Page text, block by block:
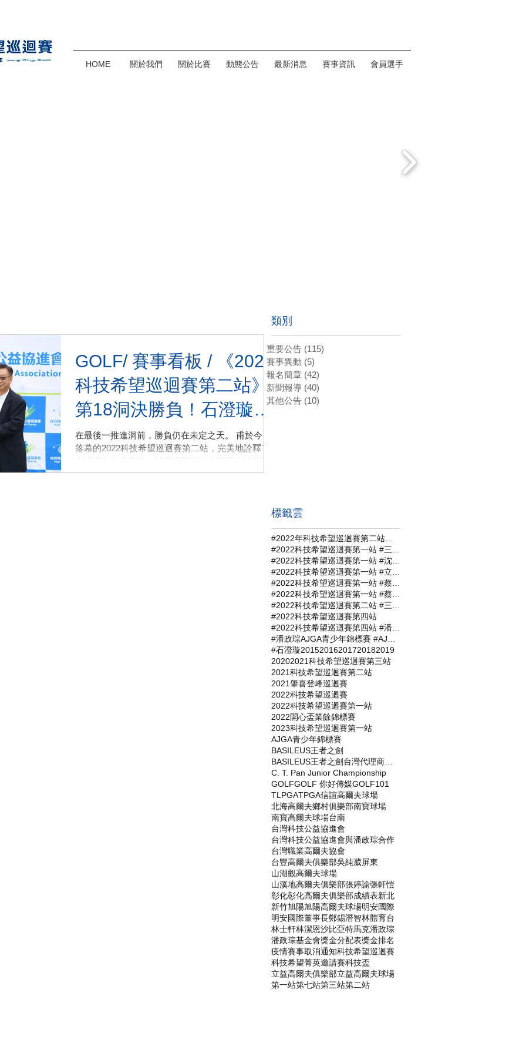
HOME 關於我們 關於比賽 動態公告 最新消息 賽事資訊 會員選手
類別
GOLF/ 賽事看板 / 《2022
科技希望巡迴賽第二站》
第18洞決勝負！石澄璇再
見博蒂逆轉奪冠，林士軒
關鍵抓鳥守住勝果
在最後一推進洞前，勝負仍在未定之天。 甫於今日
落幕的2022科技希望巡迴賽第二站，完美地詮釋了
上述這句老生常談。以三桿落後進入第三輪的石澄
璇，在最後一洞抓下博蒂，並拜領先者陳伯豪三推柏
重要公告 (115)
賽事異動 (5)
報名簡章 (42)
新聞報導 (40)
其他公告 (10)
標籤雲
#2022年科技希望巡迴賽第二站報名選手
#2022科技希望巡迴賽第一站 #三商名人賽 #肇喜登峰巡迴賽 #潘政琮AJGA青少年錦標賽 #AJGA潘政琮基金會錦標賽
#2022科技希望巡迴賽第一站 #沈威成 #張軒愷 #吳易軒 #陳宥竹 #立益高爾夫球場 #三商名人賽 #肇喜登峰巡迴賽 #潘政琮AJGA青少年錦標賽 #AJGA潘政琮基金會錦標賽
#2022科技希望巡迴賽第一站 #立益高爾夫球場 #三商名人賽 #肇喜登峰巡迴賽 #潘政琮AJGA青少年錦標賽 #AJGA潘政琮基金會錦標賽
#2022科技希望巡迴賽第一站 #蔡凱任 #林士軒 #陳宥竹 #沙比亞特馬克 #沈威成 #黃柏叡 #吳佳晏 #三商名人賽 #肇喜登峰巡迴賽 #潘政琮AJGA青少年錦標賽 #AJGA潘政琮基金會錦標賽
#2022科技希望巡迴賽第一站 #蔡凱任職業組封王 #張軒愷業餘組稱霸 #三商名人賽 #肇喜登峰巡迴賽 #潘政琮AJGA青少年錦標賽 #AJGA潘政琮基金會錦標
#2022科技希望巡迴賽第二站 #三商名人賽 #肇喜登峰巡迴賽 #潘政琮AJGA青少年錦標賽 #AJGA潘政琮基金會錦標賽
#2022科技希望巡迴賽第四站
#2022科技希望巡迴賽第四站 #潘政琮AJGA青少年錦標賽 #AJGA潘政琮基金會錦標賽
#潘政琮AJGA青少年錦標賽 #AJGA潘政琮基金會錦標賽
#石澄璇20152016201720182019
20202021科技希望巡迴賽第三站
2021科技希望巡迴賽第二站
2021肇喜登峰巡迴賽
2022科技希望巡迴賽
2022科技希望巡迴賽第一站
2022開心盃業餘錦標賽
2023科技希望巡迴賽第一站
AJGA青少年錦標賽
BASILEUS王者之劍
BASILEUS王者之劍台灣代理商杰生高爾夫工坊
C. T. Pan Junior Championship
GOLFGOLF 你好傳媒GOLF101
TLPGATPGA信誼高爾夫球場
北海高爾夫鄉村俱樂部南寶球場
南寶高爾夫球場台南
台灣科技公益協進會
台灣科技公益協進會與潘政琮合作
台灣職業高爾夫協會
台豐高爾夫俱樂部吳純葳屏東
山湖觀高爾夫球場
山溪地高爾夫俱樂部張婷諭張軒愷
彰化彰化高爾夫俱樂部成績表新北
新竹旭陽旭陽高爾夫球場明安國際
明安國際董事長鄭錫潛智林體育台
林士軒林潔恩沙比亞特馬克潘政琮
潘政琮基金會獎金分配表獎金排名
疫情賽事取消通知科技希望巡迴賽
科技希望菁英邀請賽科技盃
立益高爾夫俱樂部立益高爾夫球場
第一站第七站第三站第二站